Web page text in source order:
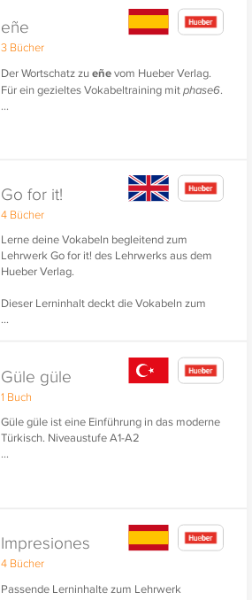
eñe
3 Bücher
Der Wortschatz zueñevom Hueber Verlag.
Für ein gezieltes Vokabeltraining mitphase6.
...
Go for it!
4 Bücher
Lerne deine Vokabeln begleitend zum
Lehrwerk Go for it! des Lehrwerks aus dem
Hueber Verlag.
Dieser Lerninhalt deckt die Vokabeln zum
ersten Band des Sprachkurses für
Die zweisprachig vertonten Vokabeln - die
deutsche Frage und die englische Antwort
werden dir nicht nur angezeigt, sondern auch
vorgesprochen - fördern den Lernerfolg und
erleichtern das Erlernen der richtigen
Aussprache.
...
Güle güle
1 Buch
Güle güle ist eine Einführung in das moderne
Türkisch. Niveaustufe A1-A2
...
Impresiones
4 Bücher
Passende Lerninhalte zum Lehrwerk